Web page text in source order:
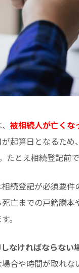
被相続人が亡くな
起算日となるた
たとえ相続登記前
続登記が必須要
亡までの戸籍謄
。
なければならな
合や時間が取れ